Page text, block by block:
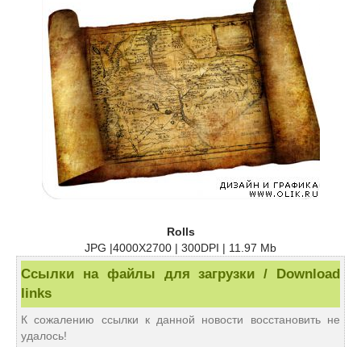
Rolls
JPG |4000X2700 | 300DPI | 11.97 Mb
Ссылки на файлы для загрузки / Download
links
К сожалению ссылки к данной новости восстановить не
удалось!